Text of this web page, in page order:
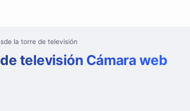
la torre de televisión
televisión Cámara web